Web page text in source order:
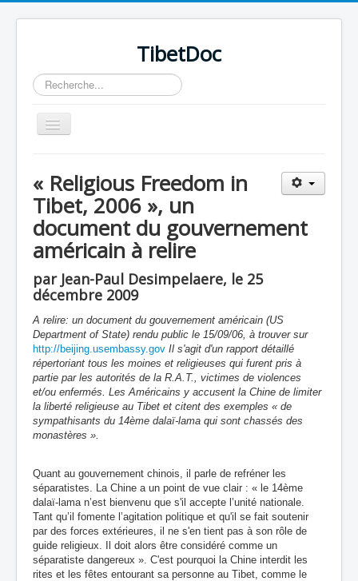
TibetDoc
Rechercher
Basculer
la
« Religious Freedom in
Tibet, 2006 », un
document du gouvernement
américain à relire
par Jean-Paul Desimpelaere, le 25
décembre 2009
A relire: un document du gouvernement américain (US
Department of State) rendu public le 15/09/06, à trouver sur
http://beijing.usembassy.gov Il s'agit d'un rapport détaillé
répertoriant tous les moines et religieuses qui furent pris à
partie par les autorités de la R.A.T., victimes de violences
et/ou enfermés. Les Américains y accusent la Chine de limiter
la liberté religieuse au Tibet et citent des exemples « de
sympathisants du 14ème dalaï-lama qui sont chassés des
monastères ».
Quant au gouvernement chinois, il parle de refréner les
séparatistes. La Chine a un point de vue clair : « le 14ème
dalaï-lama n’est bienvenu que s'il accepte l’unité nationale.
Tant qu’il fomente l’agitation politique et qu'il se fait soutenir
par des forces extérieures, il ne s'en tient pas à son rôle de
guide religieux. Il doit alors être considéré comme un
séparatiste dangereux ». C'est pourquoi la Chine interdit les
rites et les fêtes entourant sa personne au Tibet, comme le